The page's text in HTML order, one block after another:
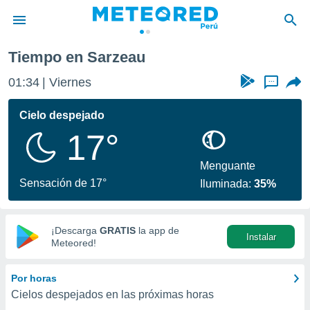
de
ha sido
calidad.
a este
las
y
digital
basada
Tiempo en Sarzeau
01:34 Viernes ...
Cielo despejado
17°
Sensación de 17°
Menguante
Iluminada:35%
¡Descarga GRATIS la app de
Meteored!
Instalar
Por horas
Cielos despejados en las próximas horas